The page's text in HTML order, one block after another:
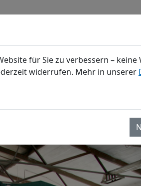
REFERENZEN
für Sie zu verbessern –
widerrufen. Mehr in unserer